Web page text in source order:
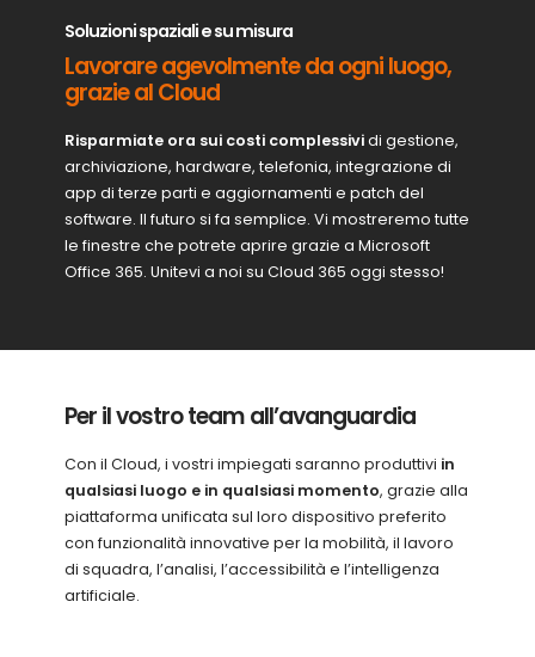
Soluzioni spaziali e su misura
Lavorare agevolmente da ogni luogo,
grazie al Cloud
Risparmiate ora sui costi complessividi gestione,
archiviazione, hardware, telefonia, integrazione di
app di terze parti e aggiornamenti e patch del
software. Il futuro si fa semplice. Vi mostreremo tutte
le finestre che potrete aprire grazie a Microsoft
Office 365. Unitevi a noi su Cloud 365 oggi stesso!
Per il vostro team all’avanguardia
Con il Cloud, i vostri impiegati saranno produttivi in
qualsiasi luogo e in qualsiasi momento, grazie alla
piattaforma unificata sul loro dispositivo preferito
con funzionalità innovative per la mobilità, il lavoro
di squadra, l’analisi, l’accessibilità e l’intelligenza
artificiale.